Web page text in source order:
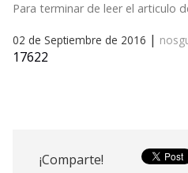
Para terminar de leer el articulo
02 de Septiembre de 2016 |
17622
¡Comparte!